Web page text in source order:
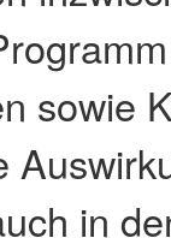
sowie
in